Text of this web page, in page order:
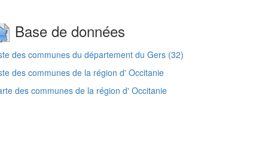
Base de données
des communes du département du Gers (32)
des communes de la région d' Occitanie
des communes de la région d' Occitanie